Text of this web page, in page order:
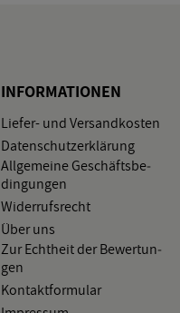
IN­FOR­MA­TIO­NEN
Lie­fer- und Ver­sand­kos­ten
Da­ten­schutz­er­klä­rung
All­ge­mei­ne Ge­schäfts­be­
din­gun­gen
Wi­der­rufs­recht
Über uns
Zur Echt­heit der Be­wer­tun­
gen
Kon­takt­for­mu­lar